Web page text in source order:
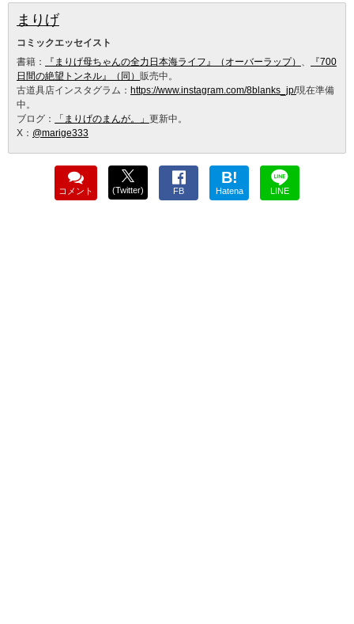
まりげ
コミックエッセイスト
書籍：
『まりげ母ちゃんの全力日本海ライフ』（オーバーラップ） 、
『700
日間の絶望トンネル』（同） 販売中。
古道具店インスタグラム： https://www.instagram.com/8blanks_jp/現在準備
中。
ブログ：
「まりげのまんが。」 更新中。
X： @marige333
コメント (Twitter) FB
B!
Hatena LINE